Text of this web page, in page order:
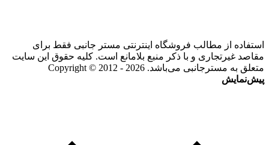
استفاده از مطالب فروشگاه اینترنتی مستر جانبی فقط برای
مقاصد غیرتجاری و با ذکر منبع بلامانع است. کلیه حقوق این سایت
متعلق به مسترجانبی می‌باشد. Copyright © 2012 - 2026
پیش‌نمایش